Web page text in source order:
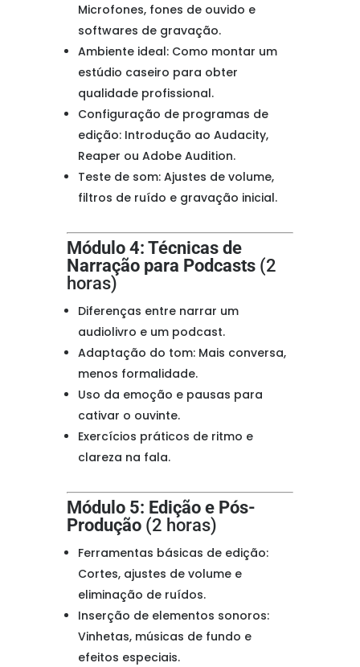
Microfones, fones de ouvido e
softwares de gravação.
Ambiente ideal: Como montar um
estúdio caseiro para obter
qualidade profissional.
Configuração de programas de
edição: Introdução ao Audacity,
Reaper ou Adobe Audition.
Teste de som: Ajustes de volume,
filtros de ruído e gravação inicial.
Módulo 4: Técnicas de
Narração para Podcasts(2
horas)
Diferenças entre narrar um
audiolivro e um podcast.
Adaptação do tom: Mais conversa,
menos formalidade.
Uso da emoção e pausas para
cativar o ouvinte.
Exercícios práticos de ritmo e
clareza na fala.
Módulo 5: Edição e Pós-
Produção(2 horas)
Ferramentas básicas de edição:
Cortes, ajustes de volume e
eliminação de ruídos.
Inserção de elementos sonoros:
Vinhetas, músicas de fundo e
efeitos especiais.